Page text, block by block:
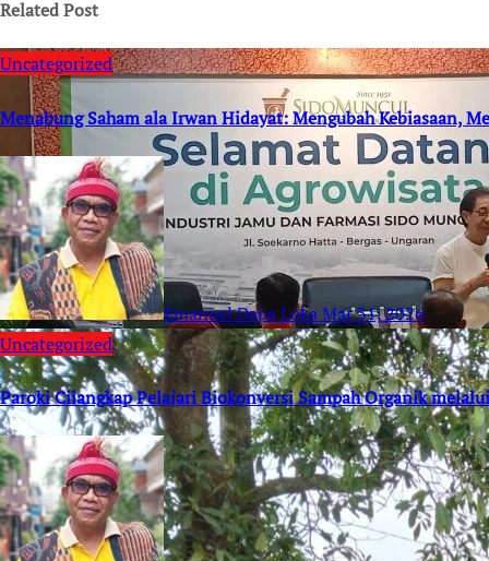
Related Post
Uncategorized
Menabung Saham ala Irwan Hidayat: Mengubah Kebiasaan,
Emanuel Dapa LokaMar 31, 2026
Uncategorized
Paroki Cilangkap Pelajari Biokonversi Sampah Organik